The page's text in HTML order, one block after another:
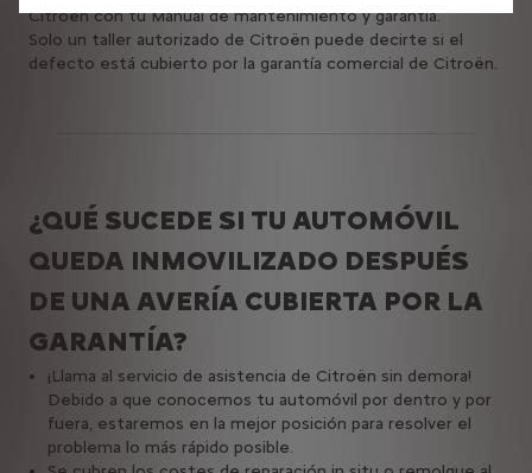
Citroën con tu Manual de mantenimiento y garantía.
Solo un taller autorizado de Citroën puede decirte si el
defecto está cubierto por la garantía comercial de Citroën.
¿QUÉ SUCEDE SI TU AUTOMÓVIL
QUEDA INMOVILIZADO DESPUÉS
DE UNA AVERÍA CUBIERTA POR LA
GARANTÍA?
¡Llama al servicio de asistencia de Citroën sin demora!
Debido a que conocemos tu automóvil por dentro y por
fuera, estaremos en la mejor posición para resolver el
problema lo más rápido posible.